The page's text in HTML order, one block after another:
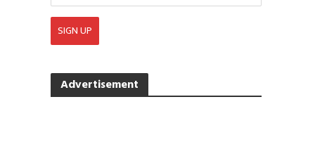
Advertisement